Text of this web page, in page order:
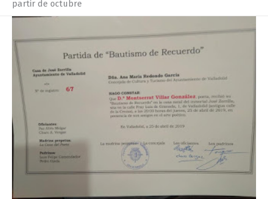
partir de octubre